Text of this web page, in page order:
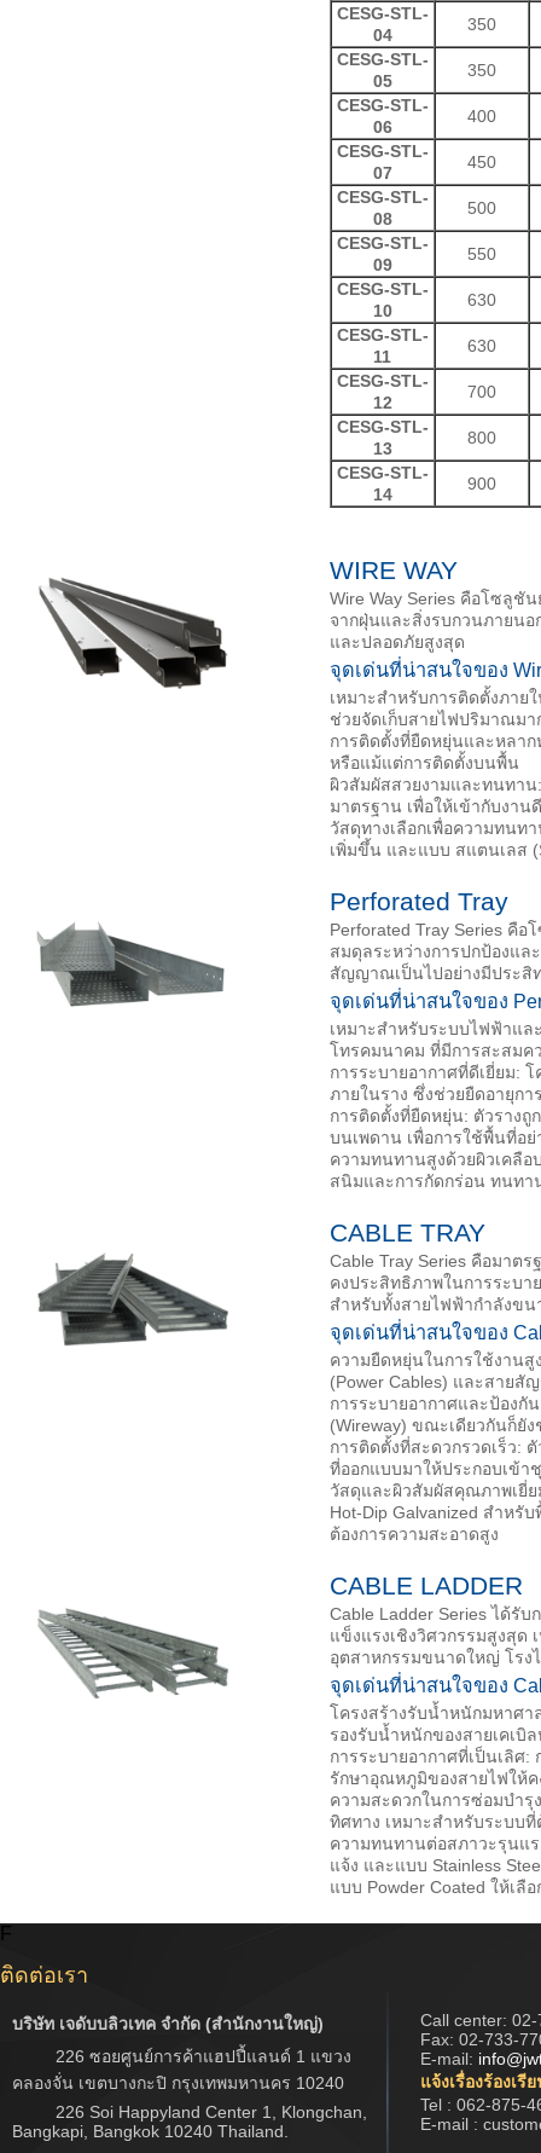
CESG-STL-
04
350
CESG-STL-
05
350
CESG-STL-
06
400
CESG-STL-
07
450
CESG-STL-
08
500
CESG-STL-
09
550
CESG-STL-
10
630
CESG-STL-
11
630
CESG-STL-
12
700
CESG-STL-
13
800
CESG-STL-
14
900
WIRE WAY
Wire Way Series คือโซลูชั
จากฝุ่นและสิ่งรบกวนภายน
และปลอดภัยสูงสุด
จุดเด่นที่น่าสนใจของ
เหมาะสำหรับการติดตั้งภา
ช่วยจัดเก็บสายไฟปริมาณมา
การติดตั้งที่ยืดหยุ่นและหลา
หรือแม้แต่การติดตั้งบนพื้น
ผิวสัมผัสสวยงามและทนทาน
มาตรฐาน เพื่อให้เข้ากับงา
วัสดุทางเลือกเพื่อความทนท
เพิ่มขึ้น และแบบ สแตนเลส
Perforated Tray
Perforated Tray Series คื
สมดุลระหว่างการปกป้องแล
สัญญาณเป็นไปอย่างมีประสิ
จุดเด่นที่น่าสนใจของ
เหมาะสำหรับระบบไฟฟ้าแล
โทรคมนาคม ที่มีการสะสมค
การระบายอากาศที่ดีเยี่ยม:
ภายในราง ซึ่งช่วยยืดอายุก
การติดตั้งที่ยืดหยุ่น: ตัวรางถู
บนเพดาน เพื่อการใช้พื้นที่อ
ความทนทานสูงด้วยผิวเคลือ
สนิมและการกัดกร่อน ทนทา
CABLE TRAY
Cable Tray Series คือมาต
คงประสิทธิภาพในการระบา
สำหรับทั้งสายไฟฟ้ากำลังข
จุดเด่นที่น่าสนใจของ
ความยืดหยุ่นในการใช้งานสู
(Power Cables) และสายสั
การระบายอากาศและป้องกั
(Wireway) ขณะเดียวกันก็ยั
การติดตั้งที่สะดวกรวดเร็ว:
ที่ออกแบบมาให้ประกอบเข้า
วัสดุและผิวสัมผัสคุณภาพเยี่ย
Hot-Dip Galvanized สำหรั
ต้องการความสะอาดสูง
CABLE LADDER
Cable Ladder Series ได้รั
แข็งแรงเชิงวิศวกรรมสูงสุด
อุตสาหกรรมขนาดใหญ่ โรง
จุดเด่นที่น่าสนใจของ
โครงสร้างรับน้ำหนักมหาศ
รองรับน้ำหนักของสายเคเ
การระบายอากาศที่เป็นเลิศ
รักษาอุณหภูมิของสายไฟให้
ความสะดวกในการซ่อมบำรุ
ทิศทาง เหมาะสำหรับระบบ
ความทนทานต่อสภาวะรุนแร
แจ้ง และแบบ Stainless
แบบ Powder Coated ให้เลื
F
ติดต่อเรา
บริษัท เจดับบลิวเทค จำกัด (สำนักงานใหญ่)
226 ซอยศูนย์การค้าแฮปปี้แลนด์ 1 แขวง
คลองจั่น เขตบางกะปิ กรุงเทพมหานคร 10240
226 Soi Happyland Center 1, Klongchan,
Bangkapi, Bangkok 10240 Thailand.
Call center: 02-
Fax: 02-733-
E-mail:
แจ้งเรื่องร้องเรี
Tel : 062-875-
E-mail :